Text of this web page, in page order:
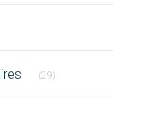
(29)